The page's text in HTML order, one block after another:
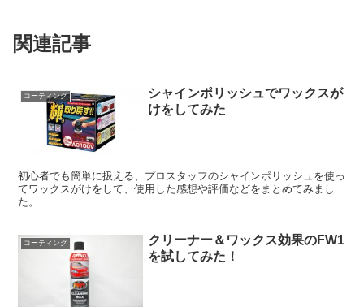
関連記事
コーティング
シャインポリッシュでワックスが
けをしてみた
初心者でも簡単に扱える、プロスタッフのシャインポリッシュを使っ
てワックスがけをして、使用した感想や評価などをまとめてみまし
た。
コーティング
クリーナー＆ワックス効果のFW1
を試してみた！